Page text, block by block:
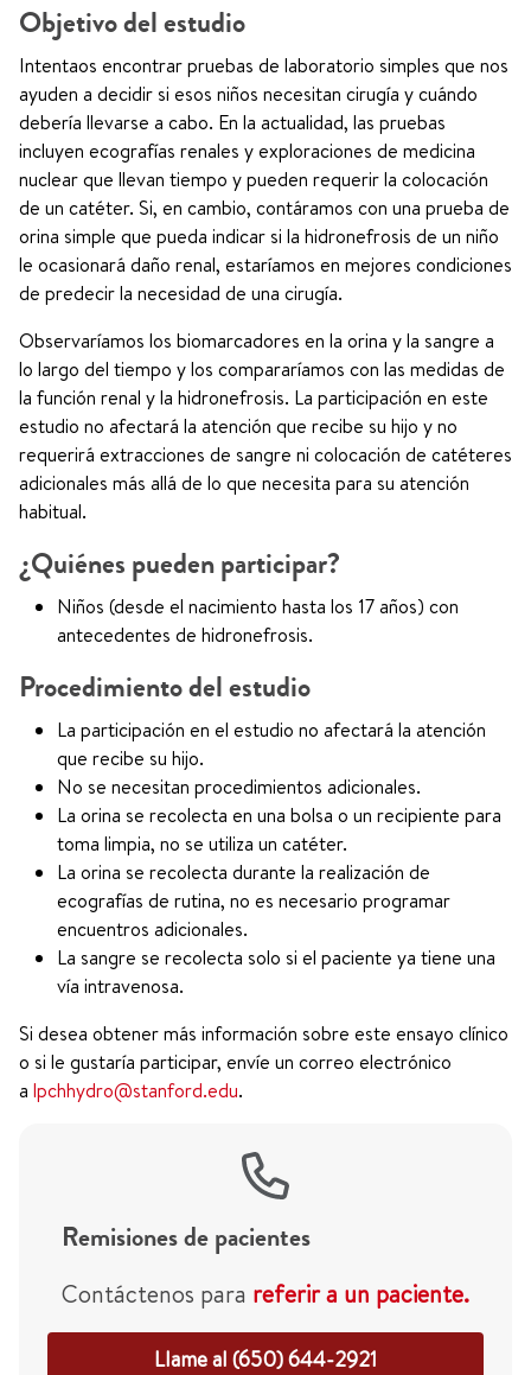
Objetivo del estudio
Intentaos encontrar pruebas de laboratorio simples que nos
ayuden a decidir si esos niños necesitan cirugía y cuándo
debería llevarse a cabo. En la actualidad, las pruebas
incluyen ecografías renales y exploraciones de medicina
nuclear que llevan tiempo y pueden requerir la colocación
de un catéter. Si, en cambio, contáramos con una prueba de
orina simple que pueda indicar si la hidronefrosis de un niño
le ocasionará daño renal, estaríamos en mejores condiciones
de predecir la necesidad de una cirugía.
Observaríamos los biomarcadores en la orina y la sangre a
lo largo del tiempo y los compararíamos con las medidas de
la función renal y la hidronefrosis. La participación en este
estudio no afectará la atención que recibe su hijo y no
requerirá extracciones de sangre ni colocación de catéteres
adicionales más allá de lo que necesita para su atención
habitual.
¿Quiénes pueden participar?
Niños (desde el nacimiento hasta los 17 años) con
antecedentes de hidronefrosis.
Procedimiento del estudio
La participación en el estudio no afectará la atención
que recibe su hijo.
No se necesitan procedimientos adicionales.
La orina se recolecta en una bolsa o un recipiente para
toma limpia, no se utiliza un catéter.
La orina se recolecta durante la realización de
ecografías de rutina, no es necesario programar
encuentros adicionales.
La sangre se recolecta solo si el paciente ya tiene una
vía intravenosa.
Si desea obtener más información sobre este ensayo clínico
o si le gustaría participar, envíe un correo electrónico
a lpchhydro@stanford.edu.
Remisiones de pacientes
Contáctenos para referir a un paciente.
Llame al (650) 644-2921